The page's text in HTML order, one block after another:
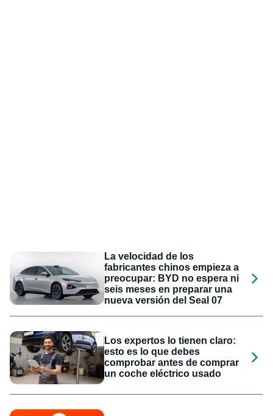
La velocidad de los
fabricantes chinos empieza a
preocupar: BYD no espera ni
seis meses en preparar una
nueva versión del Seal 07
Los expertos lo tienen claro:
esto es lo que debes
comprobar antes de comprar
un coche eléctrico usado